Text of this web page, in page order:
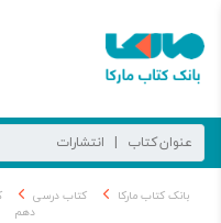
بانک کتاب مارکا کتاب درسی
دهم